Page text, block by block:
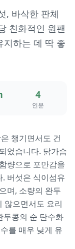
, 바삭한 판체
친화적인 원팬
지하는 데 딱 좋
4
인분
챙기면서도 건
었습니다. 닭가슴
량으로 포만감을
버섯은 식이섬유
며, 소량의 완두
않으면서도 요리
두콩의 순 탄수화
를 매우 낮게 유